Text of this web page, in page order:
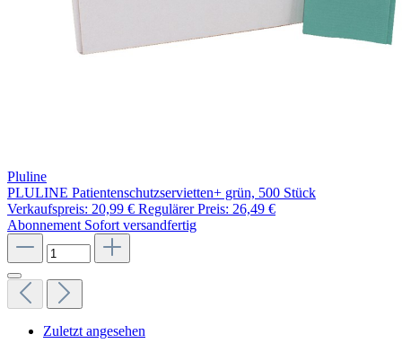
Pluline
PLULINE Patientenschutzservietten+ grün, 500 Stück
Verkaufspreis: 20,99 € Regulärer Preis: 26,49 €
Abonnement Sofort versandfertig
Zuletzt angesehen